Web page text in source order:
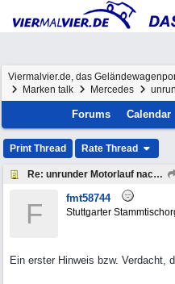
Viermalvier.de, das
Marken talk
Mercedes
Forums Calendar
Print Thread Rate Thread
Re: unrunder Motorlauf nach Motortausch OM606
F fmt58744
Stuttgarter
Ein erster Hinweis bzw. Verdacht,